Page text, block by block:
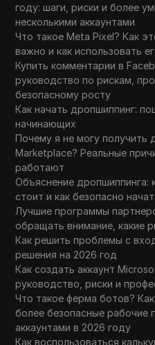
году: шаги, риски и более
несколькими аккаунтами
Что такое Meta Pixel? Как
важно и как использовать
Купить комментарии в
руководство по рискам,
безопасному росту
Как начать дропшиппинг:
начинающих
Почему я не могу получить
Marketplace? Реальные
работают
Объяснение дропшиппинга:
стоит и как безопасно
Лучшие программы
обращать внимание, какие
Как решить проблемы с
решения на 2026 год
Как создать аккаунт
руководство, риски и
Что такое ферма ботов?
более безопасные рабочие
аккаунтами в 2026 году
Как воспользоваться